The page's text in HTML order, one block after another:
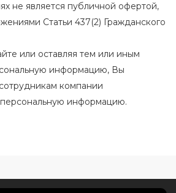
не является публичной офертой,
Статьи 437(2) Гражданского
или оставляя тем или иным
информацию, Вы
компании
информацию.